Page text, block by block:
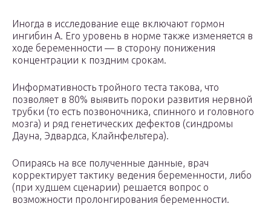
Иногда в исследование еще включают гормон
ингибин А. Его уровень в норме также изменяется в
ходе беременности — в сторону понижения
концентрации к поздним срокам.
Информативность тройного теста такова, что
позволяет в 80% выявить пороки развития нервной
трубки (то есть позвоночника, спинного и головного
мозга) и ряд генетических дефектов (синдромы
Дауна, Эдвардса, Клайнфельтера).
Опираясь на все полученные данные, врач
корректирует тактику ведения беременности, либо
(при худшем сценарии) решается вопрос о
возможности пролонгирования беременности.